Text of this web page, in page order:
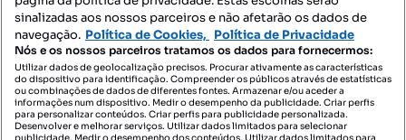
SIGA-NOS:
DESCARREGAR NA:
sinalizadas aos nossos parceiros e não afetarão os dados de
navegação. Política de Cookies, Política de Privacidade
Nós e os nossos parceiros tratamos os dados para fornecermos:
Utilizar dados de geolocalização precisos. Procurar ativamente as características
do dispositivo para identificação. Compreender os públicos através de estatísticas
ou combinações de dados de diferentes fontes. Armazenar e/ou aceder a
informações num dispositivo. Medir o desempenho da publicidade. Criar perfis
para personalizar conteúdos. Criar perfis para publicidade personalizada.
Desenvolver e melhorar serviços. Utilizar dados limitados para selecionar